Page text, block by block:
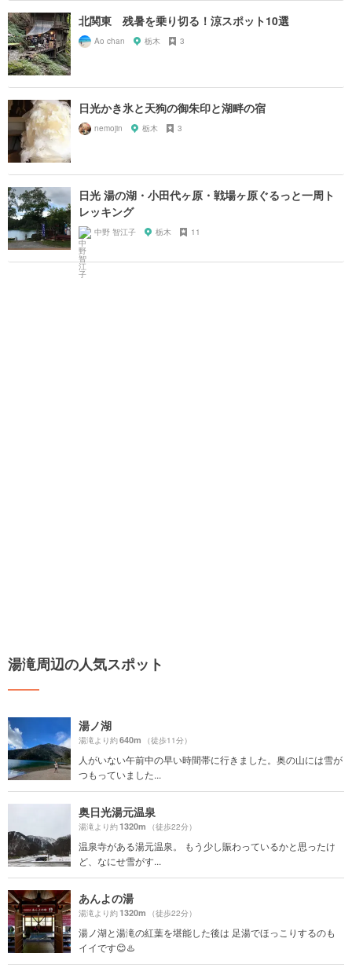
北関東 残暑を乗り切る！涼スポット10選
Ao chan 栃木 3
日光かき氷と天狗の御朱印と湖畔の宿
nemojin 栃木 3
日光 湯の湖・小田代ヶ原・戦場ヶ原ぐるっと一周ト
レッキング
中野 智江子 栃木 11
湯滝周辺の人気スポット
湯ノ湖
湯滝より約640m （徒歩11分）
人がいない午前中の早い時間帯に行きました。奥の山には雪が
つもっていました...
奥日光湯元温泉
湯滝より約1320m （徒歩22分）
温泉寺がある湯元温泉。 もう少し賑わっているかと思ったけ
ど、なにせ雪がす...
あんよの湯
湯滝より約1320m （徒歩22分）
湯ノ湖と湯滝の紅葉を堪能した後は 足湯でほっこりするのも
イイです😊♨️